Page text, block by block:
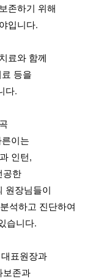
존하기 위해
입니다.
료와 함께
등을
다.
이는
인턴,
공한
원장님들이
석하고 진단하여
습니다.
표원장과
보존과